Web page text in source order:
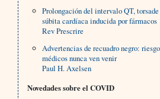
Prolongación del intervalo QT,
súbita cardíaca inducida por fármacos
Rev Prescrire
Advertencias de recuadro negro:
médicos nunca ven venir
Paul H. Axelsen
Novedades sobre el COVID